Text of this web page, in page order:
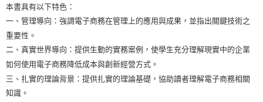
本書具有以下特色：
一、管理導向：強調電子商務在管理上的應用與成果，並指出關鍵技術之
重要性。
二、真實世界導向：提供生動的實務案例，使學生充分理解現實中的企業
如何使用電子商務降低成本與創新經營方式。
三、扎實的理論背景：提供扎實的理論基礎，協助讀者理解電子商務相關
知識。